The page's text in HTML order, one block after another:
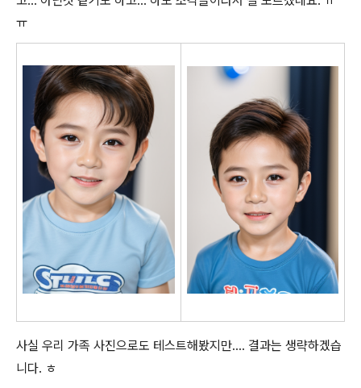
ㅠ
사실 우리 가족 사진으로도 테스트해봤지만.... 결과는 생략하겠습
니다. ㅎ